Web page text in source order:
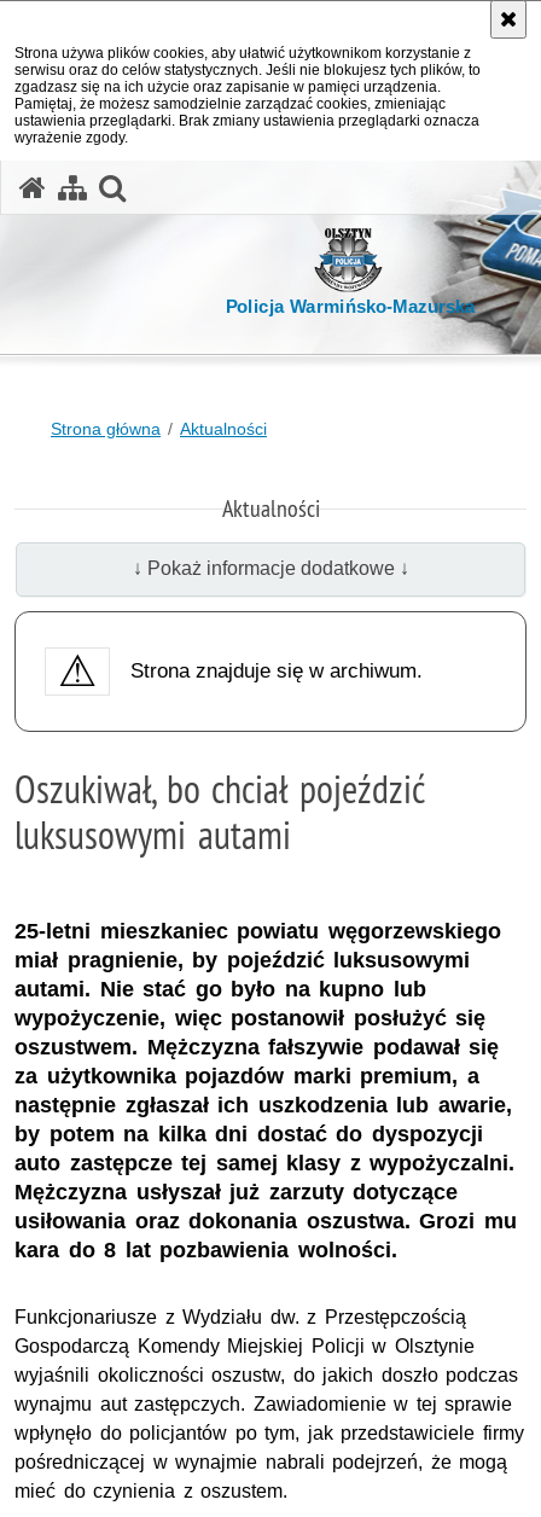
Strona używa plików cookies, aby ułatwić użytkownikom korzystanie z
serwisu oraz do celów statystycznych. Jeśli nie blokujesz tych plików, to
zgadzasz się na ich użycie oraz zapisanie w pamięci urządzenia.
Pamiętaj, że możesz samodzielnie zarządzać cookies, zmieniając
ustawienia przeglądarki. Brak zmiany ustawienia przeglądarki oznacza
wyrażenie zgody.
Policja Warmińsko-Mazurska
Strona główna Aktualności
Aktualności
↓ Pokaż informacje dodatkowe ↓
Strona znajduje się w archiwum.
Oszukiwał, bo chciał pojeździć
luksusowymi autami
25-letni mieszkaniec powiatu węgorzewskiego
miał pragnienie, by pojeździć luksusowymi
autami. Nie stać go było na kupno lub
wypożyczenie, więc postanowił posłużyć się
oszustwem. Mężczyzna fałszywie podawał się
za użytkownika pojazdów marki premium, a
następnie zgłaszał ich uszkodzenia lub awarie,
by potem na kilka dni dostać do dyspozycji
auto zastępcze tej samej klasy z wypożyczalni.
Mężczyzna usłyszał już zarzuty dotyczące
usiłowania oraz dokonania oszustwa. Grozi mu
kara do 8 lat pozbawienia wolności.
Funkcjonariusze z Wydziału dw. z Przestępczością
Gospodarczą Komendy Miejskiej Policji w Olsztynie
wyjaśnili okoliczności oszustw, do jakich doszło podczas
wynajmu aut zastępczych. Zawiadomienie w tej sprawie
wpłynęło do policjantów po tym, jak przedstawiciele firmy
pośredniczącej w wynajmie nabrali podejrzeń, że mogą
mieć do czynienia z oszustem.